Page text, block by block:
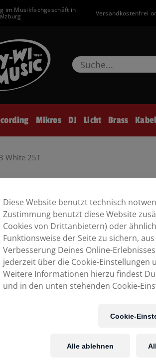
im Musikfachgeschäft in Versandkostenfrei
Mikros DJ Licht Brass Kabel
White 25T
Diese Website benutzt technisch
Zustimmung benutzt diese Website
Cookies von Drittanbietern) oder
Funktionsweise der Seite zu sichern,
Verbesserung Deines Online-
jederzeit über die Cookie-Einstellungen
Weitere Informationen hierzu findest
und in den unten stehenden Cookie-
Cookie-
Alle ablehnen